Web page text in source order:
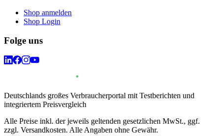
Shop anmelden
Shop Login
Folge uns
Deutschlands großes Verbraucherportal mit Testberichten und
integriertem Preisvergleich
Alle Preise inkl. der jeweils geltenden gesetzlichen MwSt., ggf.
zzgl. Versandkosten. Alle Angaben ohne Gewähr.